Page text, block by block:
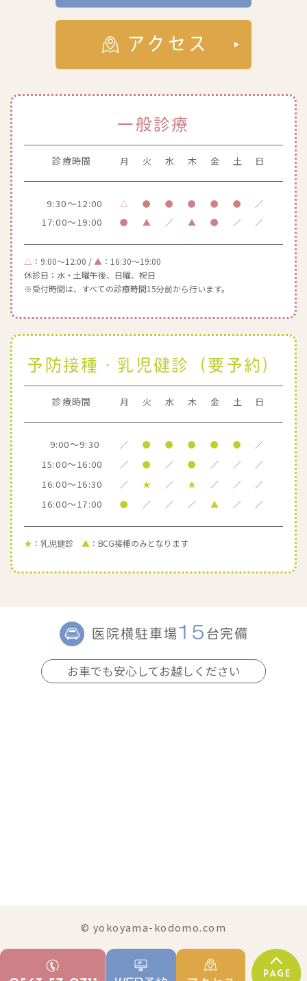
アクセス
一般診療
診療時間 月 火 水 木 金 土 日
9:30～12:00 △ ● ● ● ● ● ／
17:00～19:00 ● ▲ ／ ▲ ● ／ ／
△ ：9:00～12:00 / ▲ ：16:30～19:00
休診日：水・土曜午後、日曜、祝日
※受付時間は、すべての診療時間15分前から行います。
予防接種・乳児健診（要予約）
診療時間 月 火 水 木 金 土 日
9:00～9:30 ／ ● ● ● ● ● ／
15:00～16:00 ／ ● ／ ● ／ ／ ／
16:00～16:30 ／ ★ ／ ★ ／ ／ ／
16:00～17:00 ● ／ ／ ／ ▲ ／ ／
★：乳児健診 ▲ ：BCG接種のみとなります
医院横駐車場 15 台完備
お車でも安心してお越しください
© yokoyama-kodomo.com